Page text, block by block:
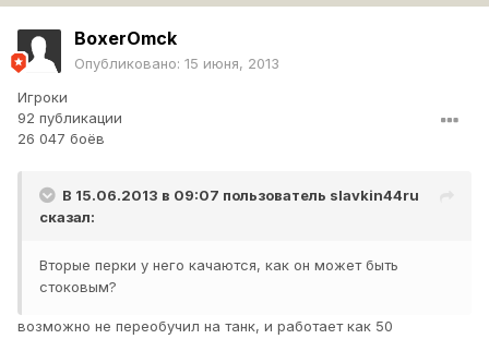
BoxerOmck
Опубликовано: 15 июня, 2013
Игроки
92 публикации
26 047 боёв
В 15.06.2013 в 09:07 пользователь slavkin44ru
сказал:
Вторые перки у него качаются, как он может быть
стоковым?
возможно не переобучил на танк, и работает как 50